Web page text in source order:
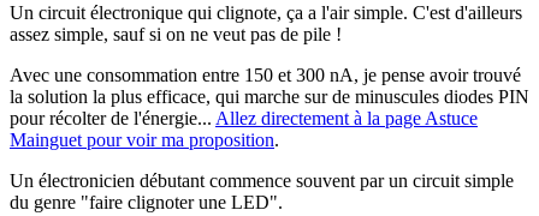
Un circuit électronique qui clignote, ça a l'air simple. C'est d'ailleurs
assez simple, sauf si on ne veut pas de pile !
Avec une consommation entre 150 et 300 nA, je pense avoir trouvé
la solution la plus efficace, qui marche sur de minuscules diodes PIN
pour récolter de l'énergie... Allez directement à la page Astuce
Mainguet pour voir ma proposition.
Un électronicien débutant commence souvent par un circuit simple
du genre "faire clignoter une LED".